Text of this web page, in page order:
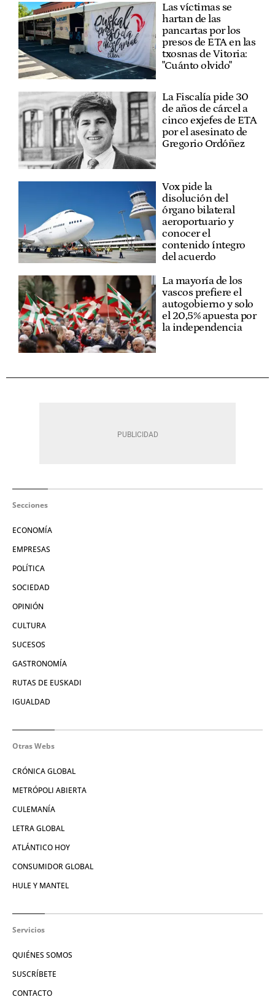
Las víctimas se
hartan de las
pancartas por los
presos de ETA en las
txosnas de Vitoria:
"Cuánto olvido"
La Fiscalía pide 30
de años de cárcel a
cinco exjefes de ETA
por el asesinato de
Gregorio Ordóñez
Vox pide la
disolución del
órgano bilateral
aeroportuario y
conocer el
contenido íntegro
del acuerdo
La mayoría de los
vascos prefiere el
autogobierno y solo
el 20,5% apuesta por
la independencia
Secciones
ECONOMÍA
EMPRESAS
POLÍTICA
SOCIEDAD
OPINIÓN
CULTURA
SUCESOS
GASTRONOMÍA
RUTAS DE EUSKADI
IGUALDAD
Otras Webs
CRÓNICA GLOBAL
METRÓPOLI ABIERTA
CULEMANÍA
LETRA GLOBAL
ATLÁNTICO HOY
CONSUMIDOR GLOBAL
HULE Y MANTEL
Servicios
QUIÉNES SOMOS
SUSCRÍBETE
CONTACTO